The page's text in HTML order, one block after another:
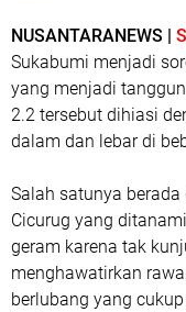
NUSANTARANEWS |
Sukabumi menjadi
yang menjadi
2.2 tersebut dihiasi
dalam dan lebar di
Salah satunya
Cicurug yang
geram karena tak
menghawatirkan
berlubang yang